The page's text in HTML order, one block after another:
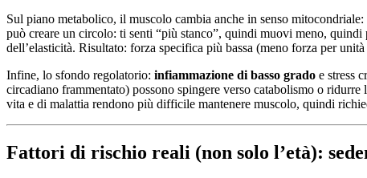
Sul piano metabolico, il muscolo cambia anche in senso
può creare un circolo: ti senti “più stanco”, quindi muovi meno,
dell’elasticità. Risultato: forza specifica più bassa (meno forza per
Infine, lo sfondo regolatorio: infiammazione di basso grado e stress
circadiano frammentato) possono spingere verso catabolismo o
vita e di malattia rendono più difficile mantenere muscolo, quindi
Fattori di rischio reali (non solo l’età):